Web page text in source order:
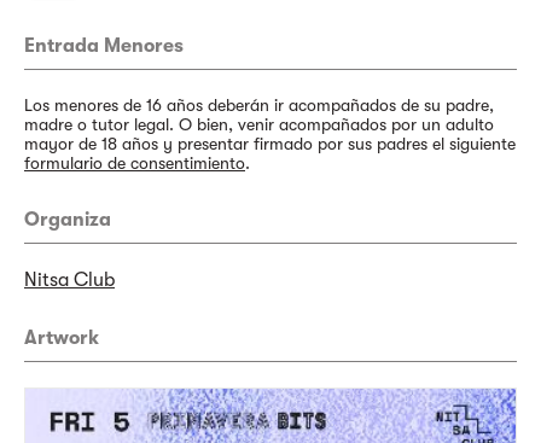
Entrada Menores
Los menores de 16 años deberán ir acompañados de su padre,
madre o tutor legal. O bien, venir acompañados por un adulto
mayor de 18 años y presentar firmado por sus padres el siguiente
formulario de consentimiento.
Organiza
Nitsa Club
Artwork